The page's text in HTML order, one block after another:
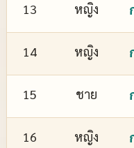
13 หญิง
14 หญิง
15 ชาย
16 หญิง